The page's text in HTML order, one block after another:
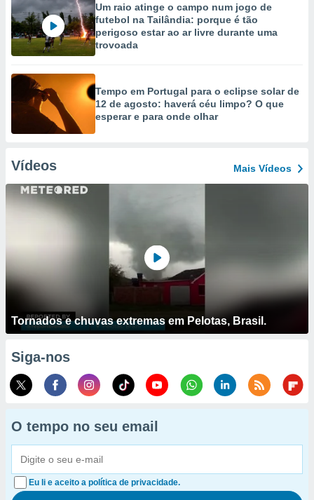
Um raio atinge o campo num jogo de
futebol na Tailândia: porque é tão
perigoso estar ao ar livre durante uma
trovoada
Tempo em Portugal para o eclipse solar de
12 de agosto: haverá céu limpo? O que
esperar e para onde olhar
Vídeos Mais Vídeos
Tornados e chuvas extremas em Pelotas, Brasil.
Siga-nos
O tempo no seu email
Eu li e aceito a política de privacidade.